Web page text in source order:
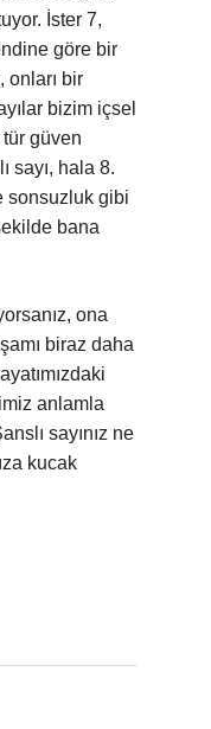
İster 7,
göre bir
onları bir
bizim içsel
tür güven
sayı, hala 8.
sonsuzluk gibi
bana
ona
biraz daha
anlamla
sayınız ne
kucak